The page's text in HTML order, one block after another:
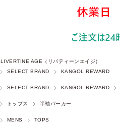
LIVERTINE AGE（リバティーンエイジ）
SELECT BRAND
KANGOL REWARD
SELECT BRAND KANGOL REWARD
トップス 半袖パーカー
MENS TOPS